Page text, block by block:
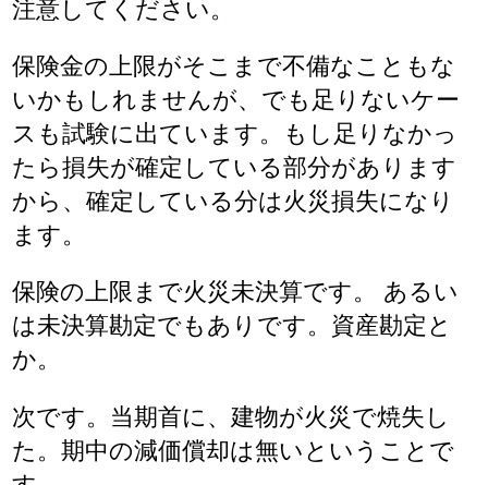
注意してください。
保険金の上限がそこまで不備なこともな
いかもしれませんが、でも足りないケー
スも試験に出ています。もし足りなかっ
たら損失が確定している部分があります
から、確定している分は火災損失になり
ます。
保険の上限まで火災未決算です。 あるい
は未決算勘定でもありです。資産勘定と
か。
次です。当期首に、建物が火災で焼失し
た。期中の減価償却は無いということで